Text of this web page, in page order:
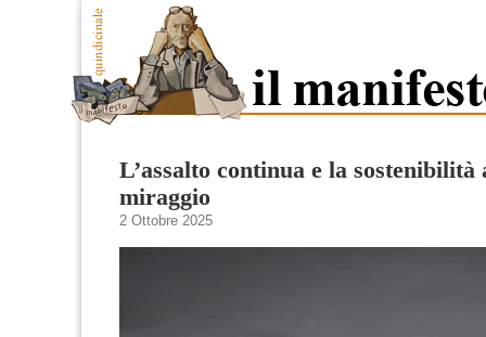
L’assalto continua e la sostenibilità
miraggio
2 Ottobre 2025